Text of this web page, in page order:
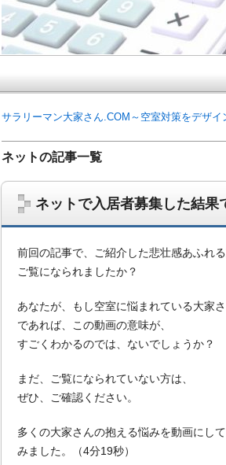
ネットの記事一覧
ネットで入居者募集した結果
前回の記事で、ご紹介した悲壮感あふれる
ご覧になられましたか？
あなたが、もし空室に悩まれている大家
であれば、この動画の意味が、
すごくわかるのでは、ないでしょうか？
まだ、ご覧になられていない方は、
ぜひ、ご確認ください。
多くの大家さんの抱える悩みを動画にして
みました。（4分19秒）
サラリーマン大家さん.COM～空室対策をデザイ
サラリーマン大家さ
サラリーマン大家さんを応援！マンション
ム、大家さん自ら行うネット集客、コンセ
on書籍出版、多拠点居住の暮らしぶり、旅